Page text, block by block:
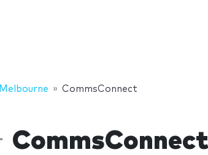
Melbourne CommsConnect